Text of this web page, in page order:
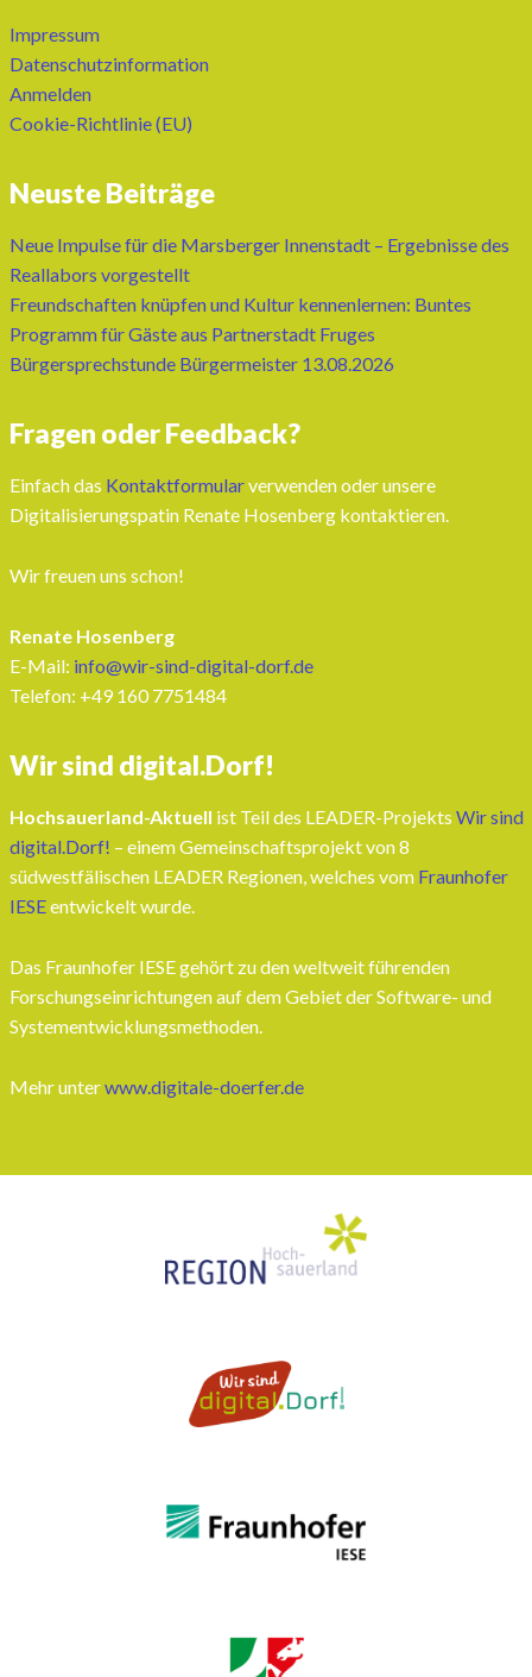
Impressum
Datenschutzinformation
Anmelden
Cookie-Richtlinie (EU)
Neuste Beiträge
Neue Impulse für die Marsberger Innenstadt – Ergebnisse des
Reallabors vorgestellt
Freundschaften knüpfen und Kultur kennenlernen: Buntes
Programm für Gäste aus Partnerstadt Fruges
Bürgersprechstunde Bürgermeister 13.08.2026
Fragen oder Feedback?
Einfach das Kontaktformularverwenden oder unsere
Digitalisierungspatin Renate Hosenberg kontaktieren.
Wir freuen uns schon!
Renate Hosenberg
E-Mail: info@wir-sind-digital-dorf.de
Telefon: ‭+49 160 7751484‬
Wir sind digital.Dorf!
Hochsauerland-Aktuell ist Teil des LEADER-Projekts Wir sind
digital.Dorf! – einem Gemeinschaftsprojekt von 8
südwestfälischen LEADER Regionen, welches vom Fraunhofer
IESEentwickelt wurde.
Das Fraunhofer IESE gehört zu den weltweit führenden
Forschungseinrichtungen auf dem Gebiet der Software- und
Systementwicklungsmethoden.
Mehr unterwww.digitale-doerfer.de